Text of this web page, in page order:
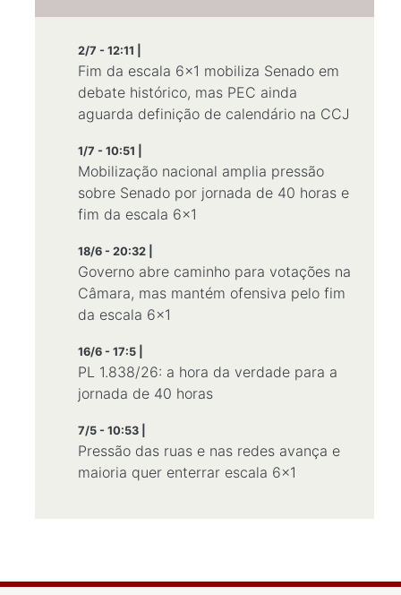
2/7 - 12:11 |
Fim da escala 6x1 mobiliza Senado em
debate histórico, mas PEC ainda
aguarda definição de calendário na CCJ
1/7 - 10:51 |
Mobilização nacional amplia pressão
sobre Senado por jornada de 40 horas e
fim da escala 6×1
18/6 - 20:32 |
Governo abre caminho para votações na
Câmara, mas mantém ofensiva pelo fim
da escala 6×1
16/6 - 17:5 |
PL 1.838/26: a hora da verdade para a
jornada de 40 horas
7/5 - 10:53 |
Pressão das ruas e nas redes avança e
maioria quer enterrar escala 6×1